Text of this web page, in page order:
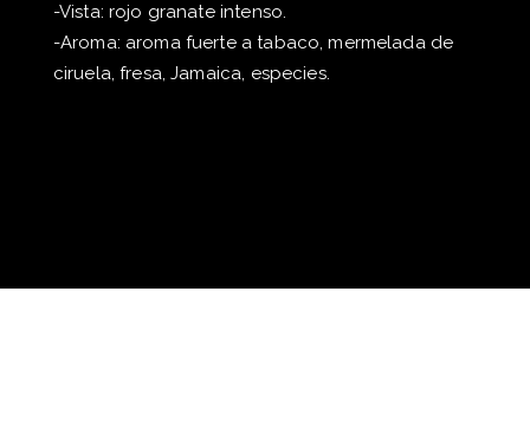
-Vista: rojo granate intenso.
-Aroma: aroma fuerte a tabaco, mermelada de
ciruela, fresa, Jamaica, especies.